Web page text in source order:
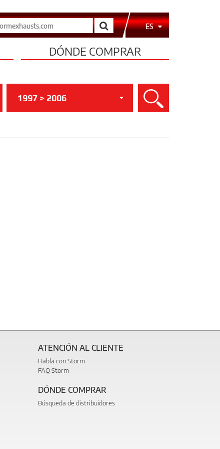
Buscar ES
DÓNDE COMPRAR
1997 > 2006 Buscar
ATENCIÓN AL CLIENTE
Habla con Storm
FAQ Storm
DÓNDE COMPRAR
Búsqueda de distribuidores